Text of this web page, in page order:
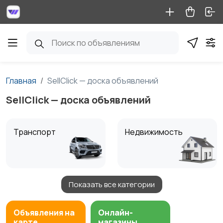
Главная SellClick — доска объявлений
SellClick — доска объявлений
Транспорт Недвижимость
Детские товары Услуги1
Показать все категории
Объявления на
Онлайн-